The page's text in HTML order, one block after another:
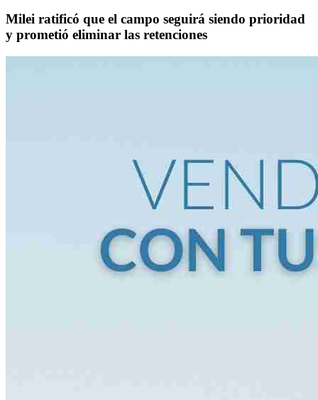
Milei ratificó que el campo seguirá siendo prioridad
y prometió eliminar las retenciones